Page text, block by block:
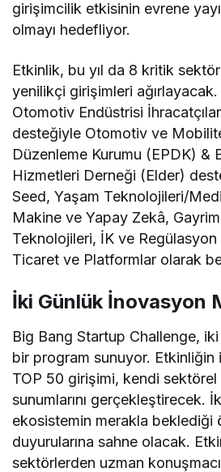
girişimcilik etkisinin evrene
olmayı hedefliyor.
Etkinlik, bu yıl da 8 kritik
yenilikçi girişimleri
Otomotiv Endüstrisi
desteğiyle Otomotiv ve
Düzenleme Kurumu (EPDK) &
Hizmetleri Derneği (Elder)
Seed, Yaşam Teknolojileri/
Makine ve Yapay Zekâ,
Teknolojileri, İK ve
Ticaret ve Platformlar olarak
İki Günlük İnovasyon
Big Bang Startup Challenge,
bir program sunuyor. Etkinliğin
TOP 50 girişimi, kendi sektörel
sunumlarını gerçekleştirecek.
ekosistemin merakla beklediği
duyurularına sahne olacak.
sektörlerden uzman